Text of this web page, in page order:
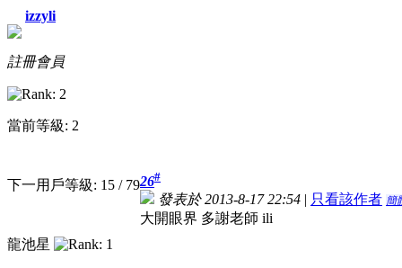
izzyli
註冊會員
當前等級: 2
下一用戶等級: 15 / 79
龍池星
26#
發表於 2013-8-17 22:54 | 只看該作者 簡
大開眼界 多謝老師 ili